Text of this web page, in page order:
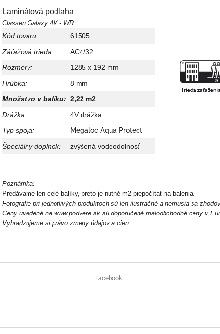
Laminátová podlaha
Classen Galaxy 4V - WR
Kód tovaru:
61505
Záťažová trieda:
AC4/32
Rozmery:
1285 x 192 mm
Hrúbka:
8 mm
Množstvo v balíku: 2,22 m2
Drážka:
4V drážka
Typ spoja:
Megaloc Aqua Protect
Špeciálny doplnok:
zvýšená vodeodolnosť
Poznámka:
Predávame len celé balíky, preto je nutné m2 prepočítať na balenia.
Fotografie pri jednotlivých produktoch sú len ilustračné a nemusia sa
Ceny uvedené na www.podvere.sk sú doporučené maloobchodné ceny v
Vyhradzujeme si právo zmeny údajov a cien.
Facebook